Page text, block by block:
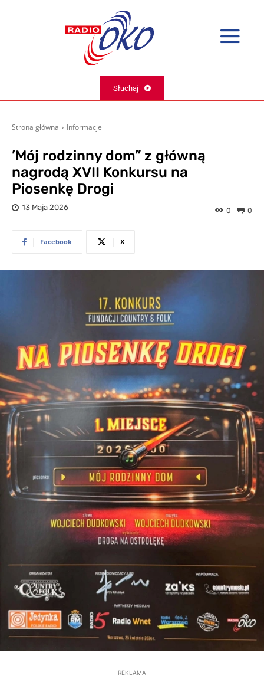
Słuchaj
Strona główna Informacje
’Mój rodzinny dom” z główną
nagrodą XVII Konkursu na
Piosenkę Drogi
13 Maja 2026 0
0
Facebook X
REKLAMA